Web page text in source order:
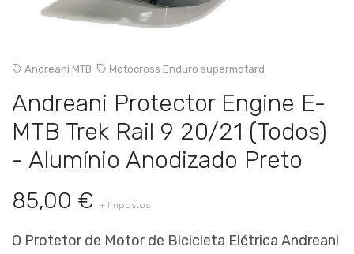
Andreani MTB Motocross Enduro supermotard
Andreani Protector Engine E-
MTB Trek Rail 9 20/21 (Todos)
- Alumínio Anodizado Preto
85,00 € + Impostos
O Protetor de Motor de Bicicleta Elétrica Andreani